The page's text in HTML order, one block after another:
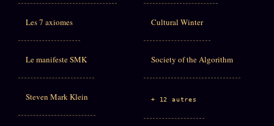
Les 7 axiomes
Le manifeste SMK
Steven Mark Klein
Cultural Winter
Society of the Algorithm
+ 12 autres